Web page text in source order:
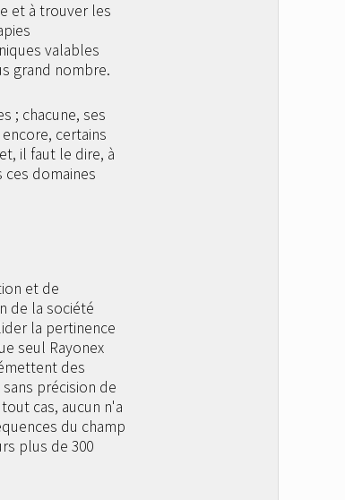
et à trouver les
valables
grand nombre.
; chacune, ses
certains
il faut le dire, à
domaines
et de
de la société
la pertinence
seul Rayonex
des
précision de
cas, aucun n'a
du champ
plus de 300